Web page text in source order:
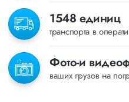
1548 единиц
транспорта в
Фото-и
ваших грузов на